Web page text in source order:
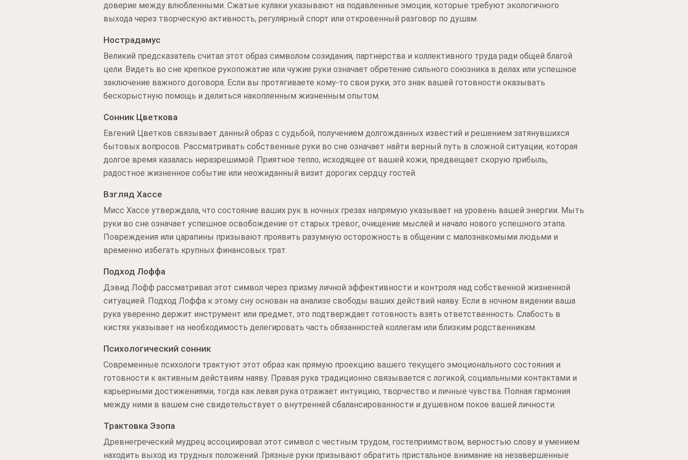
доверие между влюбленными. Сжатые кулаки указывают на подавленные эмоции, которые требуют экологичного
выхода через творческую активность, регулярный спорт или откровенный разговор по душам.
Нострадамус
Великий предсказатель считал этот образ символом созидания, партнерства и коллективного труда ради общей благой
цели. Видеть во сне крепкое рукопожатие или чужие руки означает обретение сильного союзника в делах или успешное
заключение важного договора. Если вы протягиваете кому-то свои руки, это знак вашей готовности оказывать
бескорыстную помощь и делиться накопленным жизненным опытом.
Сонник Цветкова
Евгений Цветков связывает данный образ с судьбой, получением долгожданных известий и решением затянувшихся
бытовых вопросов. Рассматривать собственные руки во сне означает найти верный путь в сложной ситуации, которая
долгое время казалась неразрешимой. Приятное тепло, исходящее от вашей кожи, предвещает скорую прибыль,
радостное жизненное событие или неожиданный визит дорогих сердцу гостей.
Взгляд Хассе
Мисс Хассе утверждала, что состояние ваших рук в ночных грезах напрямую указывает на уровень вашей энергии. Мыть
руки во сне означает успешное освобождение от старых тревог, очищение мыслей и начало нового успешного этапа.
Повреждения или царапины призывают проявить разумную осторожность в общении с малознакомыми людьми и
временно избегать крупных финансовых трат.
Подход Лоффа
Дэвид Лофф рассматривал этот символ через призму личной эффективности и контроля над собственной жизненной
ситуацией. Подход Лоффа к этому сну основан на анализе свободы ваших действий наяву. Если в ночном видении ваша
рука уверенно держит инструмент или предмет, это подтверждает готовность взять ответственность. Слабость в
кистях указывает на необходимость делегировать часть обязанностей коллегам или близким родственникам.
Психологический сонник
Современные психологи трактуют этот образ как прямую проекцию вашего текущего эмоционального состояния и
готовности к активным действиям наяву. Правая рука традиционно связывается с логикой, социальными контактами и
карьерными достижениями, тогда как левая рука отражает интуицию, творчество и личные чувства. Полная гармония
между ними в вашем сне свидетельствует о внутренней сбалансированности и душевном покое вашей личности.
Трактовка Эзопа
Древнегреческий мудрец ассоциировал этот символ с честным трудом, гостеприимством, верностью слову и умением
находить выход из трудных положений. Грязные руки призывают обратить пристальное внимание на незавершенные